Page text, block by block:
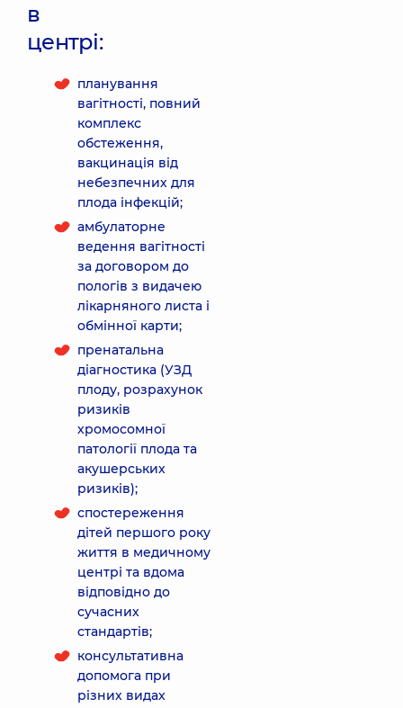
в
центрі:
планування
вагітності, повний
комплекс
обстеження,
вакцинація від
небезпечних для
плода інфекцій;
амбулаторне
ведення вагітності
за договором до
пологів з видачею
лікарняного листа і
обмінної карти;
пренатальна
діагностика (УЗД
плоду, розрахунок
ризиків
хромосомної
патології плода та
акушерських
ризиків);
спостереження
дітей першого року
життя в медичному
центрі та вдома
відповідно до
сучасних
стандартів;
консультативна
допомога при
різних видах